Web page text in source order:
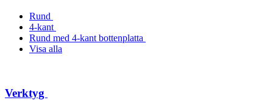
Rund
4-kant
Rund med 4-kant bottenplatta
Visa alla
Verktyg